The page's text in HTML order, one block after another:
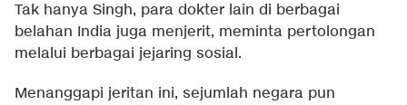
Tak hanya Singh, para dokter lain di berbagai
belahan India juga menjerit, meminta pertolongan
melalui berbagai jejaring sosial.
Menanggapi jeritan ini, sejumlah negara pun